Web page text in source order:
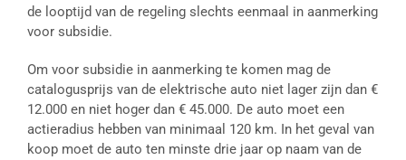
de looptijd van de regeling slechts eenmaal in aanmerking
voor subsidie.
Om voor subsidie in aanmerking te komen mag de
catalogusprijs van de elektrische auto niet lager zijn dan €
12.000 en niet hoger dan € 45.000. De auto moet een
actieradius hebben van minimaal 120 km. In het geval van
koop moet de auto ten minste drie jaar op naam van de